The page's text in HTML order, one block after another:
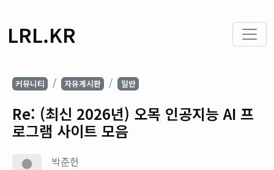
LRL.KR
커뮤니티 자유게시판 일반
Re: (최신 2026년) 오목 인공지능 AI 프
로그램 사이트 모음
박준헌